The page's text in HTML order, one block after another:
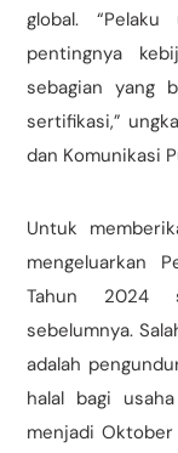
global.
pentingnya
sebagian yang
sertifikasi,”
dan Komunikasi
Untuk
mengeluarkan
Tahun 2024
sebelumnya.
adalah
halal bagi
menjadi